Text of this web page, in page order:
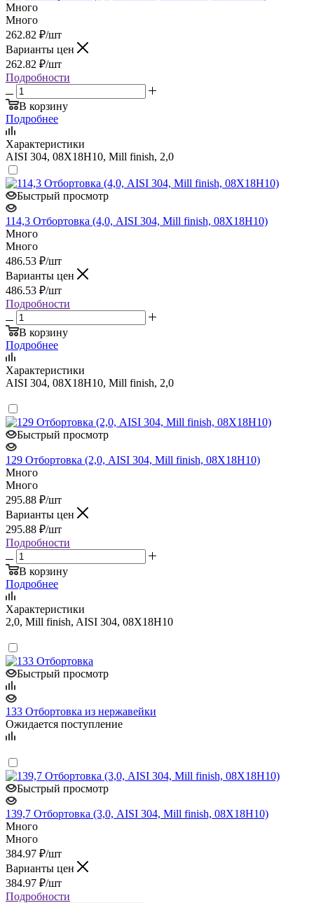
Много
Много
262.82 ₽/шт
Варианты цен
262.82 ₽/шт
Подробности
В корзину
Подробнее
Характеристики
AISI 304, 08Х18Н10, Mill finish, 2,0
Быстрый просмотр
114,3 Отбортовка (4,0, AISI 304, Mill finish, 08Х18Н10)
Много
Много
486.53 ₽/шт
Варианты цен
486.53 ₽/шт
Подробности
В корзину
Подробнее
Характеристики
AISI 304, 08Х18Н10, Mill finish, 2,0
Быстрый просмотр
129 Отбортовка (2,0, AISI 304, Mill finish, 08Х18Н10)
Много
Много
295.88 ₽/шт
Варианты цен
295.88 ₽/шт
Подробности
В корзину
Подробнее
Характеристики
2,0, Mill finish, AISI 304, 08Х18Н10
Быстрый просмотр
133 Отбортовка из нержавейки
Ожидается поступление
Быстрый просмотр
139,7 Отбортовка (3,0, AISI 304, Mill finish, 08Х18Н10)
Много
Много
384.97 ₽/шт
Варианты цен
384.97 ₽/шт
Подробности